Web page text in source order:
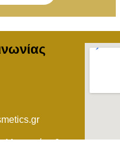
Mαγνησίας 6,